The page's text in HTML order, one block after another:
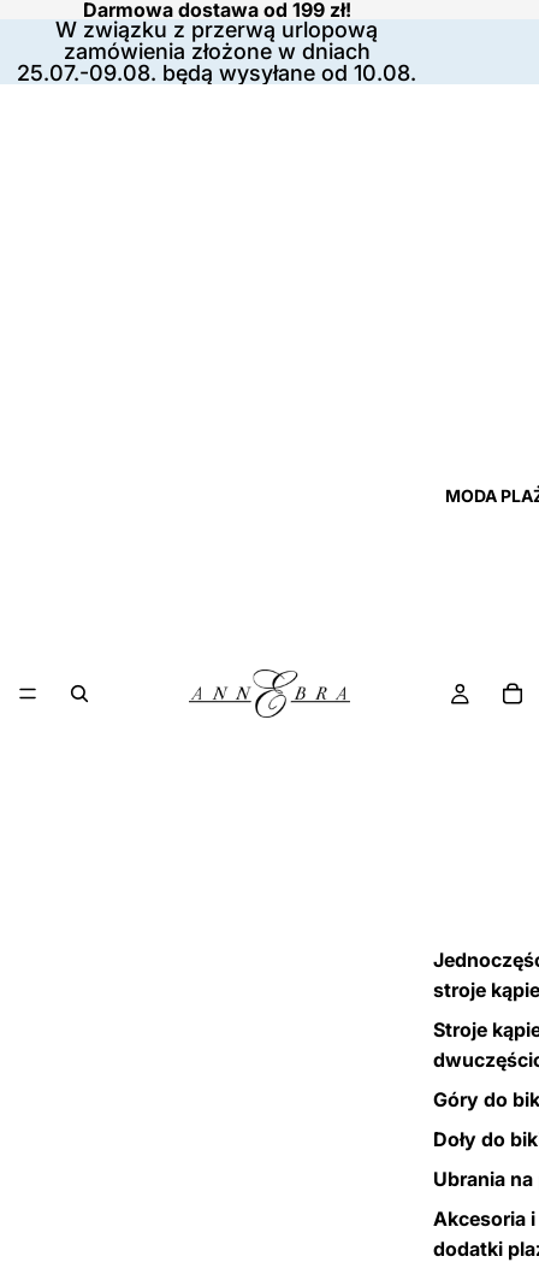
Darmowa dostawa od 199 zł!
W związku z przerwą urlopową
zamówienia złożone w dniach
25.07.-09.08. będą wysyłane od 10.08.
MODA
stroje
Stroje
Góry do
Doły do
Ubrania na
Akcesoria i
dodatki